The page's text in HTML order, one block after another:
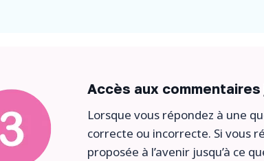
Accès aux
Lorsque vous répondez à une
correcte ou incorrecte. Si vous
proposée à l’avenir jusqu’à ce